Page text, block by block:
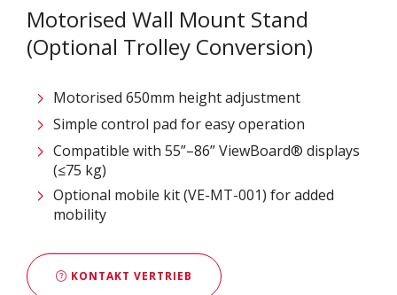
Motorised Wall Mount Stand
(Optional Trolley Conversion)
Motorised 650mm height adjustment
Simple control pad for easy operation
Compatible with 55”–86” ViewBoard® displays
(≤75 kg)
Optional mobile kit (VE-MT-001) for added
mobility
KONTAKT VERTRIEB